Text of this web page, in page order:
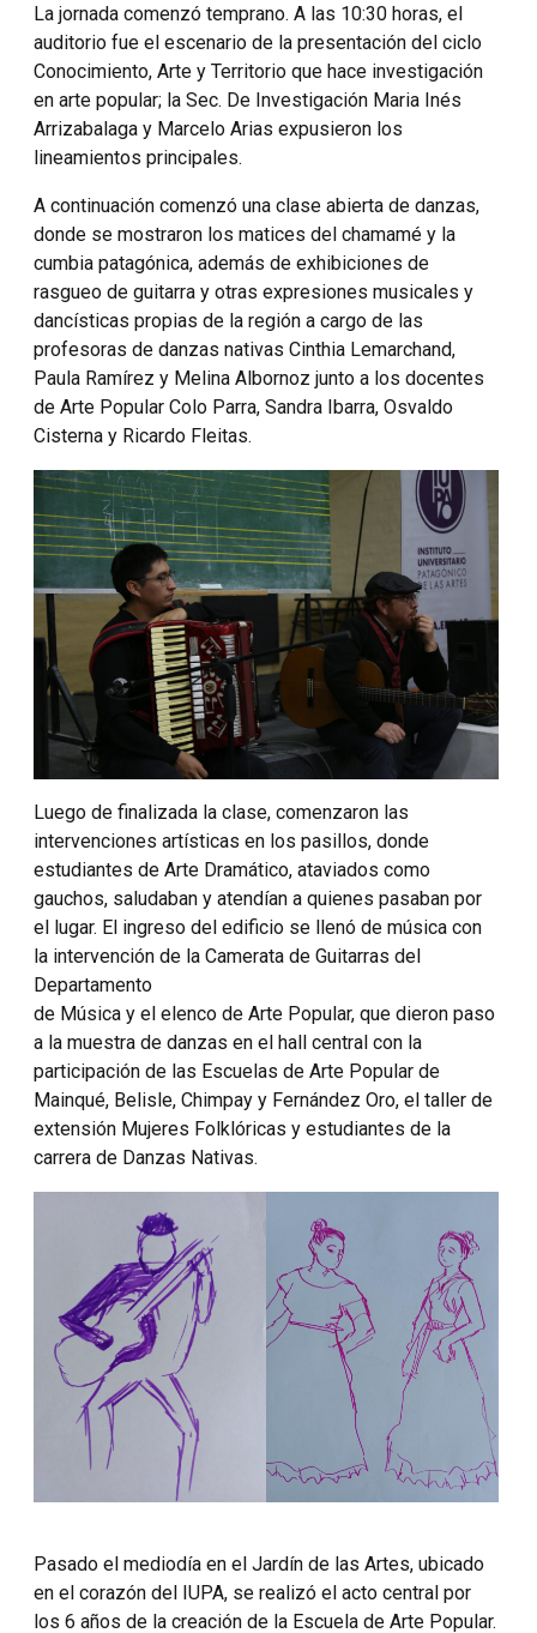
La jornada comenzó temprano. A las 10:30 horas, el
auditorio fue el escenario de la presentación del ciclo
Conocimiento, Arte y Territorio que hace investigación
en arte popular; la Sec. De Investigación Maria Inés
Arrizabalaga y Marcelo Arias expusieron los
lineamientos principales.
A continuación comenzó una clase abierta de danzas,
donde se mostraron los matices del chamamé y la
cumbia patagónica, además de exhibiciones de
rasgueo de guitarra y otras expresiones musicales y
dancísticas propias de la región a cargo de las
profesoras de danzas nativas Cinthia Lemarchand,
Paula Ramírez y Melina Albornoz junto a los docentes
de Arte Popular Colo Parra, Sandra Ibarra, Osvaldo
Cisterna y Ricardo Fleitas.
Luego de finalizada la clase, comenzaron las
intervenciones artísticas en los pasillos, donde
estudiantes de Arte Dramático, ataviados como
gauchos, saludaban y atendían a quienes pasaban por
el lugar. El ingreso del edificio se llenó de música con
la intervención de la Camerata de Guitarras del
Departamento
de Música y el elenco de Arte Popular, que dieron paso
a la muestra de danzas en el hall central con la
participación de las Escuelas de Arte Popular de
Mainqué, Belisle, Chimpay y Fernández Oro, el taller de
extensión Mujeres Folklóricas y estudiantes de la
carrera de Danzas Nativas.
Pasado el mediodía en el Jardín de las Artes, ubicado
en el corazón del IUPA, se realizó el acto central por
los 6 años de la creación de la Escuela de Arte Popular.